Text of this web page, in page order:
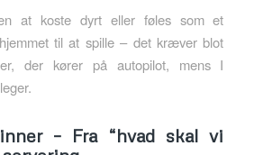
at koste dyrt eller føles som et
til at spille – det kræver blot
der kører på autopilot, mens I
– Fra “hvad skal vi